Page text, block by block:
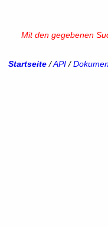
Mit den gegebenen
Startseite/API/